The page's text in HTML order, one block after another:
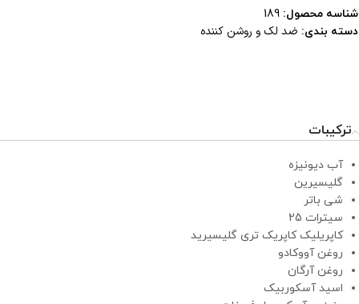
شناسه محصول: 189
دسته بندی: ضد لک و روشن کننده
ترکیبات
آب دیونیزه
گلیسیرین
شی باتر
سیترات 25
کاپریلیک کاپریک تری گلیسیرید
روغن آووکادو
روغن آرگان
اسید آسکوربیک